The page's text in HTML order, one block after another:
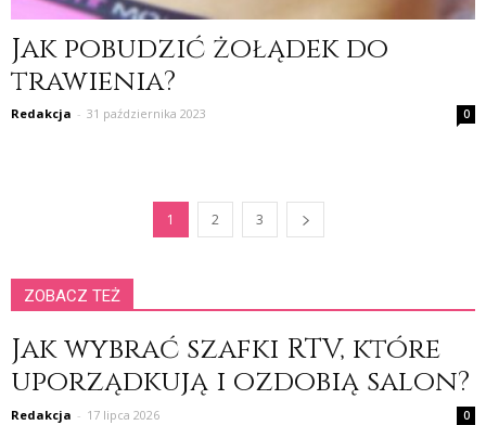
Jak pobudzić żołądek do
trawienia?
Redakcja - 31 października 2023 0
1 2 3
ZOBACZ TEŻ
Jak wybrać szafki RTV, które
uporządkują i ozdobią salon?
Redakcja - 17 lipca 2026 0